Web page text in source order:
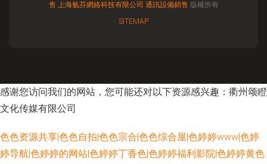
售 上海氨芬網絡科技有限公司 通訊設備銷售 版權所有
SITEMAP
感谢您访问我们的网站，您可能还对以下资源感兴趣：衢州颂瞪
文化传媒有限公司
色色资源共享|色色自拍|色色宗合|色色综合屋|色婷婷www|色婷
婷导航|色婷婷的网站|色婷婷丁香色|色婷婷福利影院|色婷婷黄色